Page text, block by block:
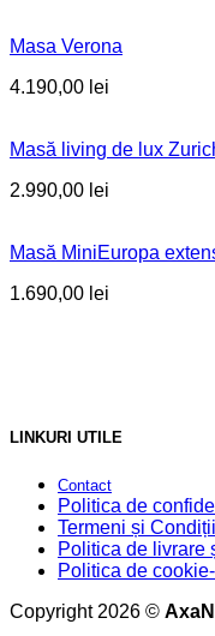
Masa Verona
4.190,00 lei
Masă living de lux
2.990,00 lei
Masă MiniEuropa
1.690,00 lei
LINKURI UTILE
Contact
Politica de
Termeni și Condiții
Politica de livrare
Politica de
Copyright 2026 ©